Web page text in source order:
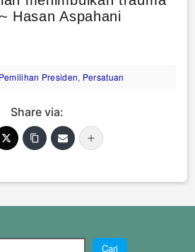
Hasan Aspahani
Pemilihan Presiden, Persatuan
Share via:
Cari